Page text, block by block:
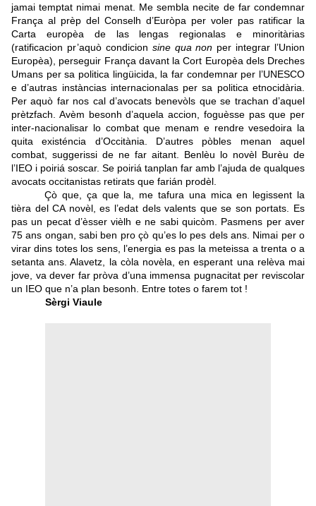
jamai temptat nimai menat. Me sembla necite de far condemnar
França al prèp del Conselh d’Euròpa per voler pas ratificar la
Carta europèa de las lengas regionalas e minoritàrias
(ratificacion pr’aquò condicion sine qua non per integrar l’Union
Europèa), perseguir França davant la Cort Europèa dels Dreches
Umans per sa politica lingüicida, la far condemnar per l’UNESCO
e d’autras instàncias internacionalas per sa politica etnocidària.
Per aquò far nos cal d’avocats benevòls que se trachan d’aquel
prètzfach. Avèm besonh d’aquela accion, foguèsse pas que per
inter-nacionalisar lo combat que menam e rendre vesedoira la
quita existéncia d’Occitània. D’autres pòbles menan aquel
combat, suggerissi de ne far aitant. Benlèu lo novèl Burèu de
l’IEO i poiriá soscar. Se poiriá tanplan far amb l’ajuda de qualques
avocats occitanistas retirats que farián prodèl.
Çò que, ça que la, me tafura una mica en legissent la
tièra del CA novèl, es l’edat dels valents que se son portats. Es
pas un pecat d’èsser vièlh e ne sabi quicòm. Pasmens per aver
75 ans ongan, sabi ben pro çò qu’es lo pes dels ans. Nimai per o
virar dins totes los sens, l’energia es pas la meteissa a trenta o a
setanta ans. Alavetz, la còla novèla, en esperant una relèva mai
jove, va dever far pròva d’una immensa pugnacitat per reviscolar
un IEO que n’a plan besonh. Entre totes o farem tot !
Sèrgi Viaule